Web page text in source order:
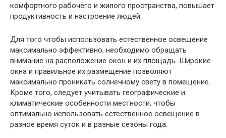
комфортного рабочего и жилого пространства, повышает
продуктивность и настроение людей.
Для того чтобы использовать естественное освещение
максимально эффективно, необходимо обращать
внимание на расположение окон и их площадь. Широкие
окна и правильное их размещение позволяют
максимально проникать солнечному свету в помещение.
Кроме того, следует учитывать географические и
климатические особенности местности, чтобы
оптимально использовать естественное освещение в
разное время суток и в разные сезоны года.